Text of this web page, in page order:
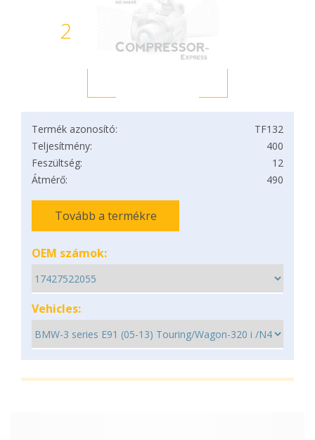
2
Termék azonosító:
TF132
Teljesítmény:
400
Feszültség:
12
Átmérő:
490
Tovább a termékre
OEM számok:
Vehicles: